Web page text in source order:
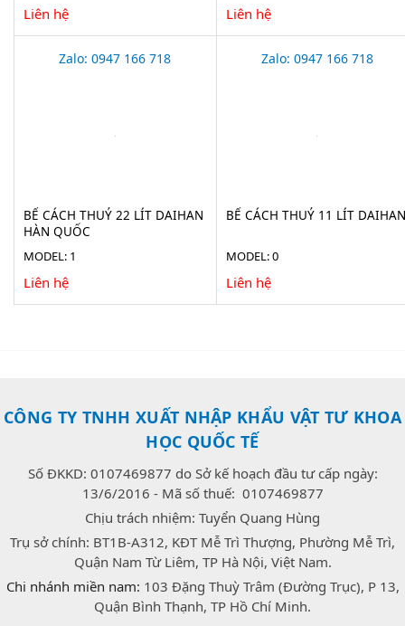
Liên hệ Liên hệ
Zalo: 0947 166 718
BỂ CÁCH THUỶ 22 LÍT DAIHAN
HÀN QUỐC
MODEL: 1
Liên hệ
Zalo: 0947 166 718
BỂ CÁCH THUỶ 11 LÍT DAIHAN
MODEL: 0
Liên hệ
CÔNG TY TNHH XUẤT NHẬP KHẨU VẬT TƯ KHOA
HỌC QUỐC TẾ
Số ĐKKD: 0107469877 do Sở kế hoạch đầu tư cấp ngày:
13/6/2016 - Mã số thuế: 0107469877
Chịu trách nhiệm: Tuyển Quang Hùng
Trụ sở chính: BT1B-A312, KĐT Mễ Trì Thượng, Phường Mễ Trì,
Quận Nam Từ Liêm, TP Hà Nội, Việt Nam.
Chi nhánh miền nam: 103 Đặng Thuỳ Trâm (Đường Trục), P 13,
Quận Bình Thạnh, TP Hồ Chí Minh.